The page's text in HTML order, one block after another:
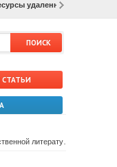
удаленного доступа
СТАТЬИ